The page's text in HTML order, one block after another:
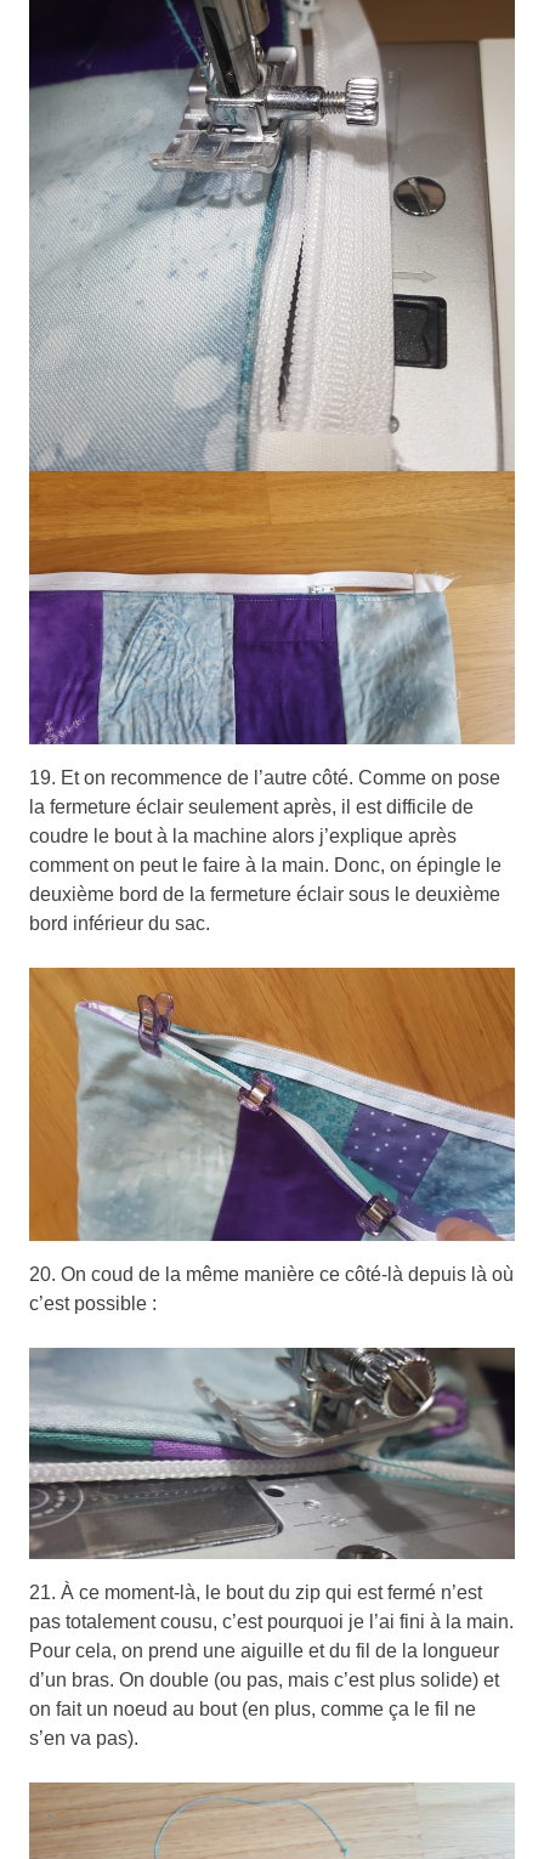
19. Et on recommence de l’autre côté. Comme on pose
la fermeture éclair seulement après, il est difficile de
coudre le bout à la machine alors j’explique après
comment on peut le faire à la main. Donc, on épingle le
deuxième bord de la fermeture éclair sous le deuxième
bord inférieur du sac.
20. On coud de la même manière ce côté-là depuis là où
c’est possible :
21. À ce moment-là, le bout du zip qui est fermé n’est
pas totalement cousu, c’est pourquoi je l’ai fini à la main.
Pour cela, on prend une aiguille et du fil de la longueur
d’un bras. On double (ou pas, mais c’est plus solide) et
on fait un noeud au bout (en plus, comme ça le fil ne
s’en va pas).